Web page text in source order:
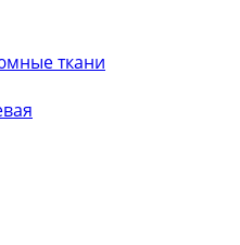
ткани